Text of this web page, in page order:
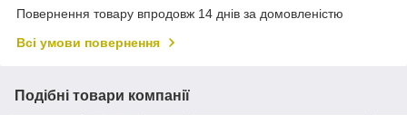
Повернення товару впродовж 14 днів за домовленістю
Всі умови повернення
Подібні товари компанії